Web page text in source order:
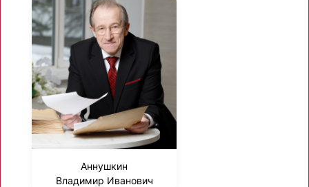
Аннушкин
Владимир Иванович